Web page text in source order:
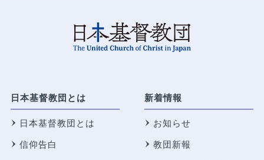
日本基督教団とは
日本基督教団とは
信仰告白
新着情報
お知らせ
教団新報